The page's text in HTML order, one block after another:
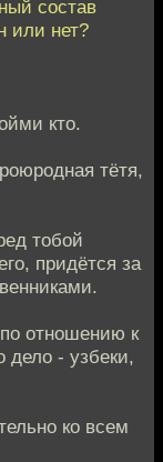
состав
или нет?
кто.
тётя,
тобой
придётся за
отношению к
дело - узбеки,
ко всем